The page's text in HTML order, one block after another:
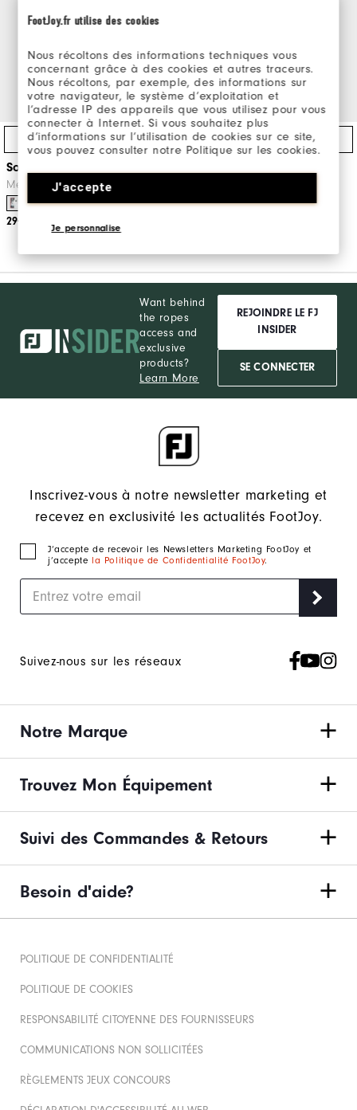
FootJoy.fr utilise des cookies
Nous récoltons des informations techniques vous
concernant grâce à des cookies et autres traceurs.
Nous récoltons, par exemple, des informations sur
votre navigateur, le système d’exploitation et
l’adresse IP des appareils que vous utilisez pour vous
connecter à Internet. Si vous souhaitez plus
d’informations sur l’utilisation de cookies sur ce site,
vous pouvez consulter notre Politique sur les cookies.
J'accepte
Je personnalise
Achat Express
SofJoy
Messieurs Gants De Golf
29€
Achat Express
Want behind
the ropes
access and
exclusive
products?
Learn More
REJOINDRE LE FJ
INSIDER
SE CONNECTER
Inscrivez-vous à notre newsletter marketing et
recevez en exclusivité les actualités FootJoy.
J‘accepte de recevoir les Newsletters Marketing FootJoy et
j’accepte la Politique de Confidentialité FootJoy.
Suivez-nous sur les réseaux
Notre Marque
Trouvez Mon Équipement
Suivi des Commandes & Retours
Besoin d'aide?
POLITIQUE DE CONFIDENTIALITÉ
POLITIQUE DE COOKIES
RESPONSABILITÉ CITOYENNE DES FOURNISSEURS
COMMUNICATIONS NON SOLLICITÉES
RÈGLEMENTS JEUX CONCOURS